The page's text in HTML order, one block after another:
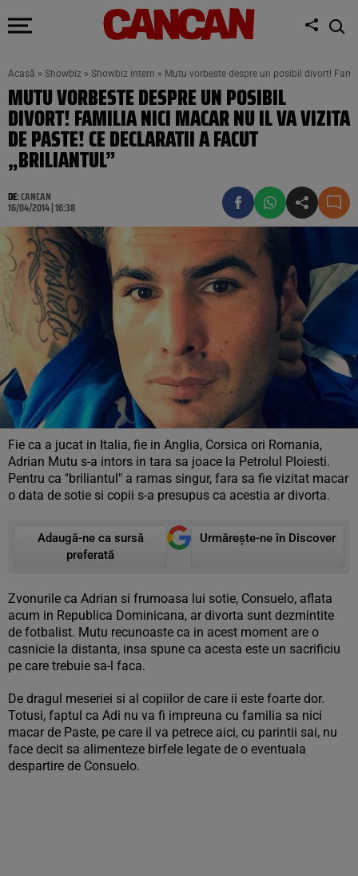
Acasă » Showbiz » Showbiz intern » Mutu vorbeste despre un posibil divort!
MUTU VORBESTE DESPRE UN POSIBIL
DIVORT! FAMILIA NICI MACAR NU IL VA VIZITA
DE PASTE! CE DECLARATII A FACUT
„BRILIANTUL”
DE:CANCAN
16/04/2014 | 16:38
Fie ca a jucat in Italia, fie in Anglia, Corsica ori Romania,
Adrian Mutu s-a intors in tara sa joace la Petrolul Ploiesti.
Pentru ca "briliantul" a ramas singur, fara sa fie vizitat macar
o data de sotie si copii s-a presupus ca acestia ar divorta.
Adaugă-ne ca sursă
preferată
Urmărește-ne în Discover
Zvonurile ca Adrian si frumoasa lui sotie, Consuelo, aflata
acum in Republica Dominicana, ar divorta sunt dezmintite
de fotbalist. Mutu recunoaste ca in acest moment are o
casnicie la distanta, insa spune ca acesta este un sacrificiu
pe care trebuie sa-l faca.
De dragul meseriei si al copiilor de care ii este foarte dor.
Totusi, faptul ca Adi nu va fi impreuna cu familia sa nici
macar de Paste, pe care il va petrece aici, cu parintii sai, nu
face decit sa alimenteze birfele legate de o eventuala
despartire de Consuelo.